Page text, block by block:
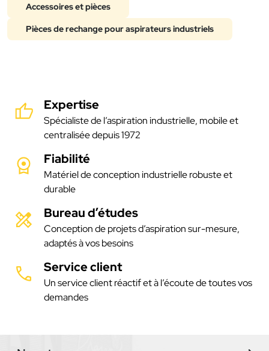
Accessoires et pièces
Pièces de rechange pour aspirateurs industriels
Expertise
Spécialiste de l’aspiration industrielle, mobile et
centralisée depuis 1972
Fiabilité
Matériel de conception industrielle robuste et
durable
Bureau d’études
Conception de projets d’aspiration sur-mesure,
adaptés à vos besoins
Service client
Un service client réactif et à l’écoute de toutes vos
demandes